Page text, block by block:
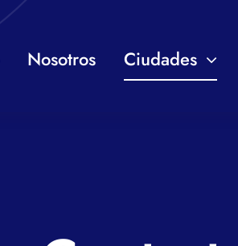
Nosotros Ciudades